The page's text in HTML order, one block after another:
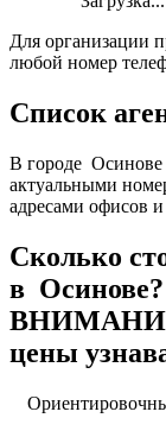
Для организации
любой номер
Список
В городе
актуальными
адресами офисов
Сколько
в
цены